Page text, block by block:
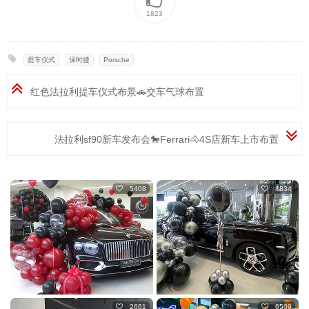
1823
提车仪式 保时捷 Porsche
红色法拉利提车仪式布景🚗交车气球布置
法拉利sf90新车发布会🐎Ferrari🐴4S店新车上市布置
5408 4834
2661 6509